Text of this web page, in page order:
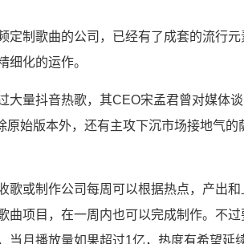
定制歌曲的公司，已经有了成套的流行元
细化的运作。
大量抖音热歌，其CEO宋孟君曾对媒体
原始版本外，还有主攻下沉市场接地气
歌或制作公司每周可以根据热点，产出
曲项目，在一周内也可以完成制作。不
当月播放量如果超过1亿，热度有希望延